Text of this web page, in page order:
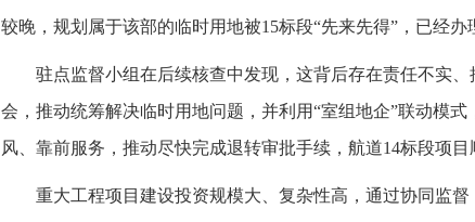
较晚，规划属于该部的临时用地被15标段“先来先得”，已经办
驻点监督小组在后续核查中发现，这背后存在责任不实
会，推动统筹解决临时用地问题，并利用“室组地企”联动模
风、靠前服务，推动尽快完成退转审批手续，航道14标段项目
重大工程项目建设投资规模大、复杂性高，通过协同监